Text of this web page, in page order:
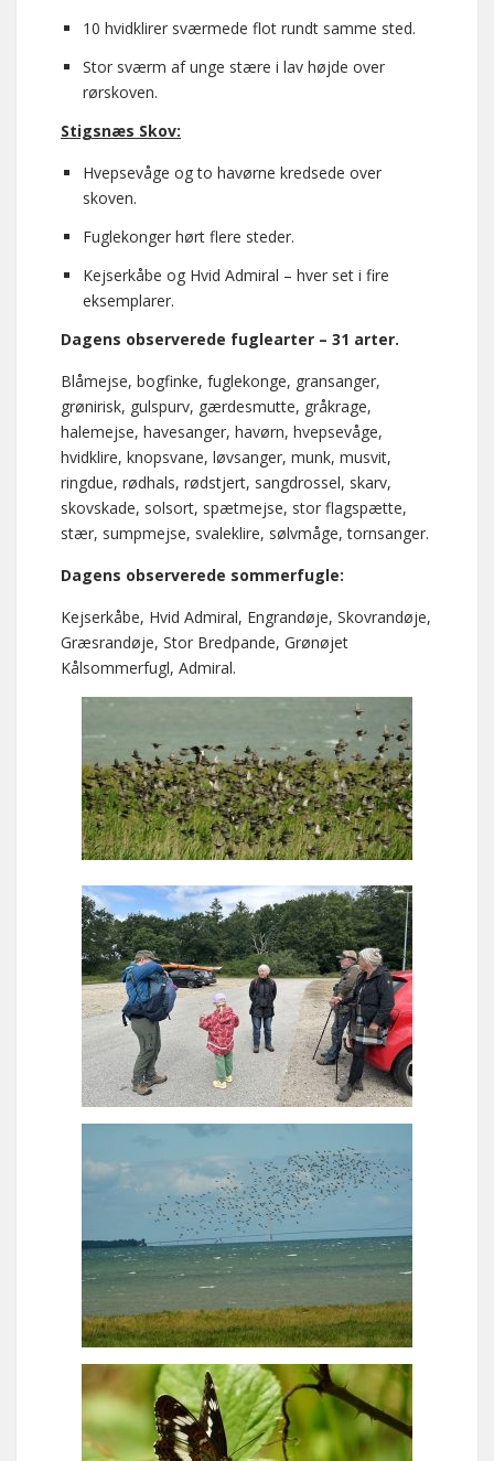
10 hvidklirer sværmede flot rundt samme sted.
Stor sværm af unge stære i lav højde over
rørskoven.
Stigsnæs Skov:
Hvepsevåge og to havørne kredsede over
skoven.
Fuglekonger hørt flere steder.
Kejserkåbe og Hvid Admiral – hver set i fire
eksemplarer.
Dagens observerede fuglearter – 31 arter.
Blåmejse, bogfinke, fuglekonge, gransanger,
grønirisk, gulspurv, gærdesmutte, gråkrage,
halemejse, havesanger, havørn, hvepsevåge,
hvidklire, knopsvane, løvsanger, munk, musvit,
ringdue, rødhals, rødstjert, sangdrossel, skarv,
skovskade, solsort, spætmejse, stor flagspætte,
stær, sumpmejse, svaleklire, sølvmåge, tornsanger.
Dagens observerede sommerfugle:
Kejserkåbe, Hvid Admiral, Engrandøje, Skovrandøje,
Græsrandøje, Stor Bredpande, Grønøjet
Kålsommerfugl, Admiral.